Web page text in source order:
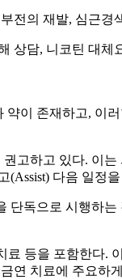
전의 재발, 심근경
상담, 니코틴 대체
이 존재하고, 이
고하고 있다. 이
다음 일정
독으로 시행하
등을 포함한다.
연 치료에 주요하